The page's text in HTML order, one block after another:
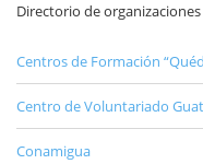
Directorio de
Centros de Formación
Centro de Voluntariado
Conamigua